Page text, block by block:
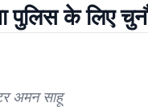
पुलिस के लिए
अमन साहू